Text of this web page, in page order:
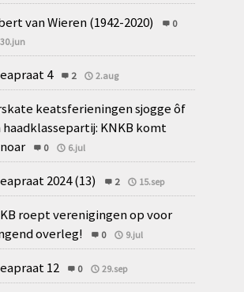
van Wieren (1942-2020)
0
30.jun
4 2 2.aug
keatsferieningen sjogge ôf
haadklassepartij: KNKB komt
0 6.jul
2024 (13) 2 15.sep
roept verenigingen op voor
overleg!
0 9.jul
12 0 29.sep